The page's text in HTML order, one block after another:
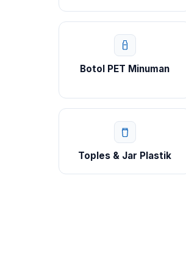
Botol PET Minuman
Toples & Jar Plastik